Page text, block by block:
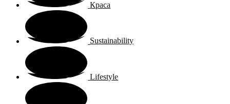
Краса
Sustainability
Lifestyle